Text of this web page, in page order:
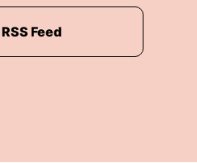
RSS Feed